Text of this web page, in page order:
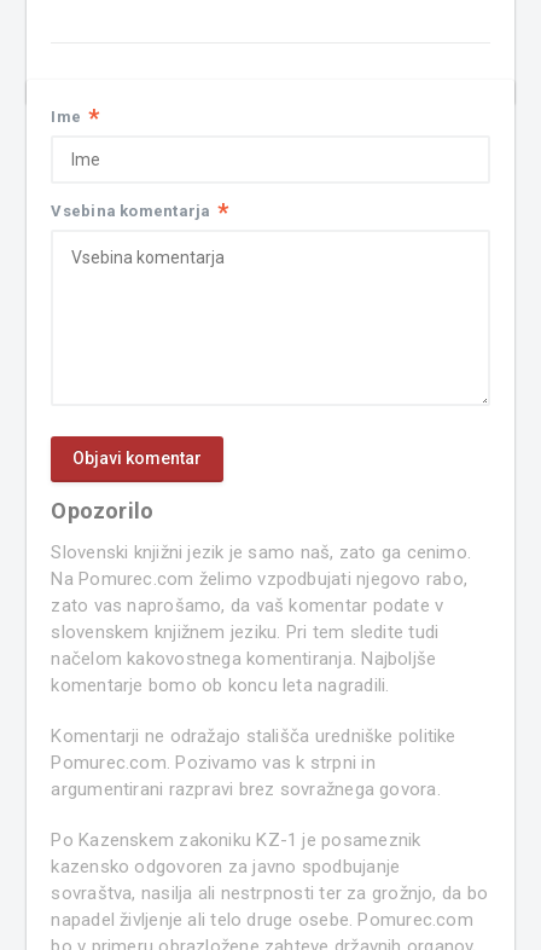
Ime *
Vsebina komentarja *
Opozorilo
Slovenski knjižni jezik je samo naš, zato ga cenimo.
Na Pomurec.com želimo vzpodbujati njegovo rabo,
zato vas naprošamo, da vaš komentar podate v
slovenskem knjižnem jeziku. Pri tem sledite tudi
načelom kakovostnega komentiranja. Najboljše
komentarje bomo ob koncu leta nagradili.
Komentarji ne odražajo stališča uredniške politike
Pomurec.com. Pozivamo vas k strpni in
argumentirani razpravi brez sovražnega govora.
Po Kazenskem zakoniku KZ-1 je posameznik
kazensko odgovoren za javno spodbujanje
sovraštva, nasilja ali nestrpnosti ter za grožnjo, da bo
napadel življenje ali telo druge osebe. Pomurec.com